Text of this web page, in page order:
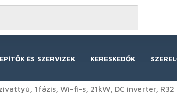
ÉS SZERVIZEK KERESKEDŐK
1fázis, Wi-fi-s, 21kW, DC inverter, R32